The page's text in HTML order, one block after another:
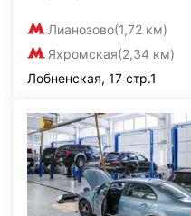
Лианозово(1,72 км)
Яхромская(2,34 км)
Лобненская, 17 стр.1